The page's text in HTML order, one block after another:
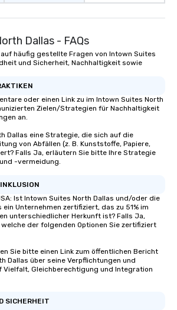
Dallas - FAQs
auf häufig gestellte Fragen von Intown Suites
und Sicherheit, Nachhaltigkeit sowie
oder einen Link zu im Intown Suites North
Zielen/Strategien für Nachhaltigkeit
an.
Dallas eine Strategie, die sich auf die
von Abfällen (z. B. Kunststoffe, Papiere,
Falls Ja, erläutern Sie bitte Ihre Strategie
-vermeidung.
Ist Intown Suites North Dallas und/oder die
Unternehmen zertifiziert, das zu 51% im
unterschiedlicher Herkunft ist? Falls Ja,
der folgenden Optionen Sie zertifiziert
Sie bitte einen Link zum öffentlichen Bericht
Dallas über seine Verpflichtungen und
Vielfalt, Gleichberechtigung und Integration
SICHERHEIT